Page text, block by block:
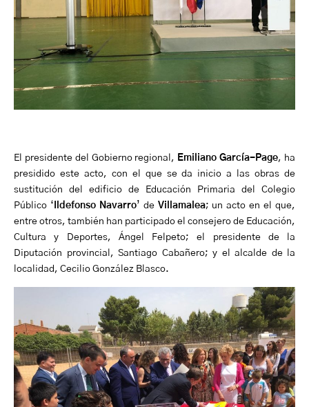
El presidente del Gobierno regional, Emiliano García-Page, ha
presidido este acto, con el que se da inicio a las obras de
sustitución del edificio de Educación Primaria del Colegio
Público ‘ Ildefonso Navarro’ de Villamalea; un acto en el que,
entre otros, también han participado el consejero de Educación,
Cultura y Deportes, Ángel Felpeto; el presidente de la
Diputación provincial, Santiago Cabañero; y el alcalde de la
localidad, Cecilio González Blasco.